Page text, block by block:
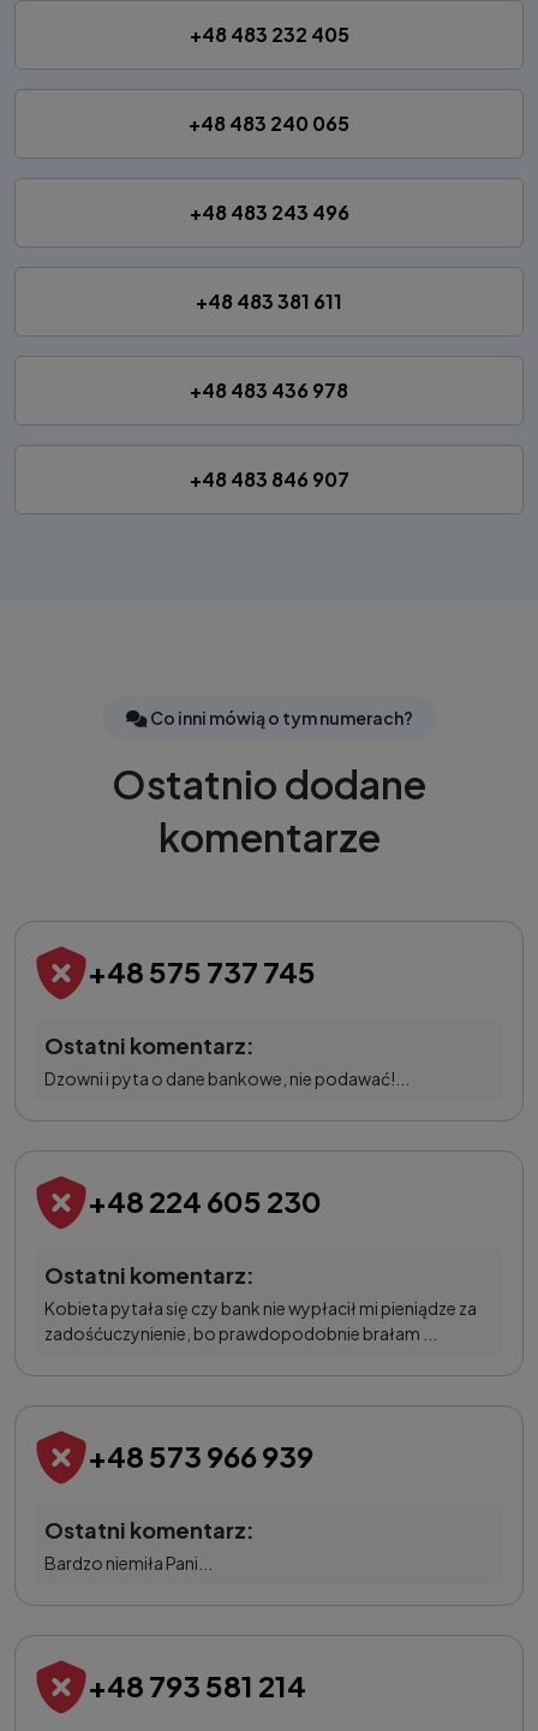
+48 483 232 405
+48 483 240 065
+48 483 243 496
+48 483 381 611
+48 483 436 978
+48 483 846 907
Co inni mówią o tym numerach?
Ostatnio dodane
komentarze
+48 575 737 745
Ostatni komentarz:
Dzowni i pyta o dane bankowe, nie podawać!...
+48 224 605 230
Ostatni komentarz:
Kobieta pytała się czy bank nie wypłacił mi pieniądze za
zadośćuczynienie, bo prawdopodobnie brałam ...
+48 573 966 939
Ostatni komentarz:
Bardzo niemiła Pani...
+48 793 581 214